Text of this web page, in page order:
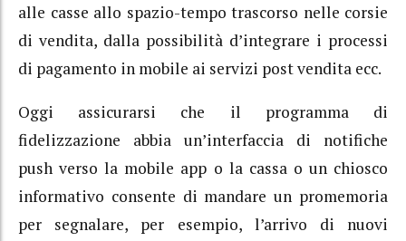
alle casse allo spazio-tempo trascorso nelle corsie
di vendita, dalla possibilità d’integrare i processi
di pagamento in mobile ai servizi post vendita ecc.
Oggi assicurarsi che il programma di
fidelizzazione abbia un’interfaccia di notifiche
push verso la mobile app o la cassa o un chiosco
informativo consente di mandare un promemoria
per segnalare, per esempio, l’arrivo di nuovi